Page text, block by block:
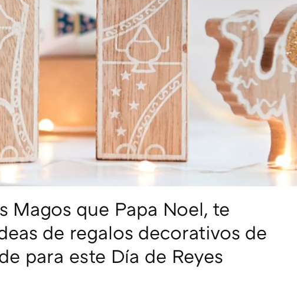
Magos que Papa Noel, te
de regalos decorativos de
para este Día de Reyes